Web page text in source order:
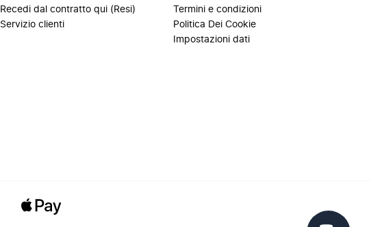
Recedi dal contratto qui (Resi)
Servizio clienti
Termini e condizioni
Politica Dei Cookie
Impostazioni dati